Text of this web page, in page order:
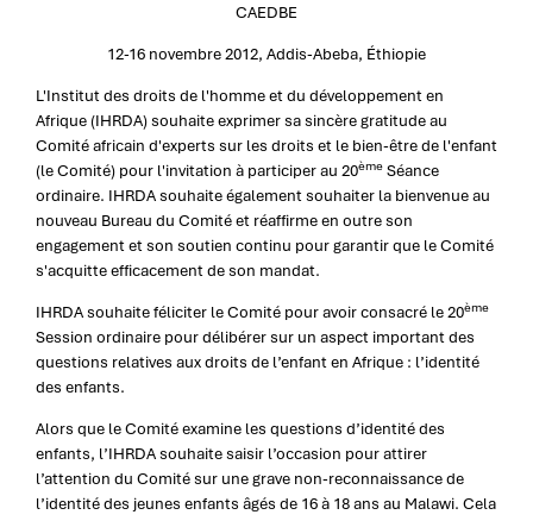
CAEDBE
12-16 novembre 2012, Addis-Abeba, Éthiopie
L'Institut des droits de l'homme et du développement en
Afrique (IHRDA) souhaite exprimer sa sincère gratitude au
Comité africain d'experts sur les droits et le bien-être de l'enfant
(le Comité) pour l'invitation à participer au 20ème Séance
ordinaire. IHRDA souhaite également souhaiter la bienvenue au
nouveau Bureau du Comité et réaffirme en outre son
engagement et son soutien continu pour garantir que le Comité
s'acquitte efficacement de son mandat.
IHRDA souhaite féliciter le Comité pour avoir consacré le 20ème
Session ordinaire pour délibérer sur un aspect important des
questions relatives aux droits de l’enfant en Afrique : l’identité
des enfants.
Alors que le Comité examine les questions d’identité des
enfants, l’IHRDA souhaite saisir l’occasion pour attirer
l’attention du Comité sur une grave non-reconnaissance de
l’identité des jeunes enfants âgés de 16 à 18 ans au Malawi. Cela